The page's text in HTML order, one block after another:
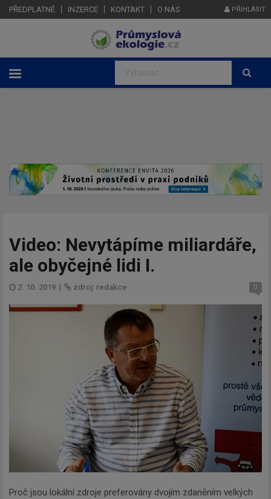
PŘEDPLATNÉ INZERCE KONTAKT O NÁS PŘIHLÁSIT
Video: Nevytápíme miliardáře,
ale obyčejné lidi I.
2. 10. 2019 | zdroj: redakce 0
Proč jsou lokální zdroje preferovány dvojím zdaněním velkých